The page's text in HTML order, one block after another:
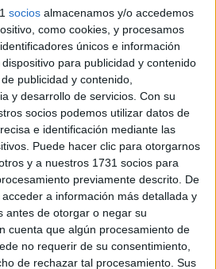
socios almacenamos y/o accedemos
como cookies, y procesamos
únicos e información
para publicidad y contenido
publicidad y contenido,
y desarrollo de servicios. Con su
socios podemos utilizar datos de
e identificación mediante las
Puede hacer clic para otorgarnos
y a nuestros 1731 socios para
previamente descrito. De
a información más detallada y
antes de otorgar o negar su
cuenta que algún procesamiento de
no requerir de su consentimiento,
de rechazar tal procesamiento. Sus
desde la madrugada con un
GRS se quedaban fuera de las
al objeto de garantizar la
fuentes consultadas por este
lospases de inmigrantes
y la Península.
el tráfico de